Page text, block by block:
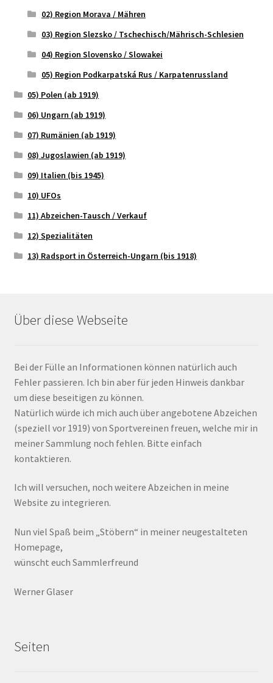
02) Region Morava / Mähren
03) Region Slezsko / Tschechisch/Mährisch-Schlesien
04) Region Slovensko / Slowakei
05) Region Podkarpatská Rus / Karpatenrussland
05) Polen (ab 1919)
06) Ungarn (ab 1919)
07) Rumänien (ab 1919)
08) Jugoslawien (ab 1919)
09) Italien (bis 1945)
10) UFOs
11) Abzeichen-Tausch / Verkauf
12) Spezialitäten
13) Radsport in Österreich-Ungarn (bis 1918)
Über diese Webseite
Bei der Fülle an Informationen können natürlich auch
Fehler passieren. Ich bin aber für jeden Hinweis dankbar
um diese beseitigen zu können.
Natürlich würde ich mich auch über angebotene Abzeichen
(speziell vor 1919) von Sportvereinen freuen, welche mir in
meiner Sammlung noch fehlen. Bitte einfach
kontaktieren.
Ich will versuchen, noch weitere Abzeichen in meine
Website zu integrieren.
Nun viel Spaß beim „Stöbern“ in meiner neugestalteten
Homepage,
wünscht euch Sammlerfreund
Werner Glaser
Seiten